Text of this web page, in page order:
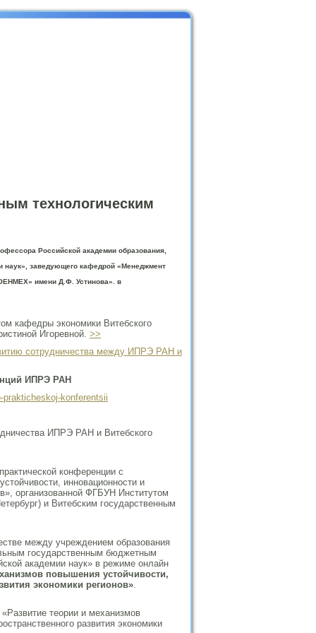
технологическим
Российской академии образования,
наук», заведующего кафедрой «Менеджмент
имени Д.Ф. Устинова». в
кафедры экономики Витебского
Игоревной. >>
сотрудничества между ИПРЭ РАН и
ИПРЭ РАН
konf­erentsii
ИПРЭ РАН и Витебского
конференции с
инновационности и
организованной ФГБУН Институтом
и Витебским государственным
между учреждением образования
государственным бюджетным
академии наук» в режиме онлайн
повышения устойчивости,
экономики регионов».
теории и механизмов
развития экономики